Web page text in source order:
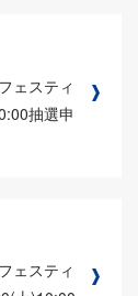
ェスティ
抽選申
ェスティ